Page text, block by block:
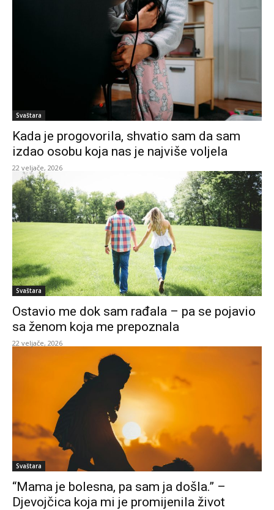
Svaštara
Kada je progovorila, shvatio sam da sam
izdao osobu koja nas je najviše voljela
22 veljače, 2026
Svaštara
Ostavio me dok sam rađala – pa se pojavio
sa ženom koja me prepoznala
22 veljače, 2026
Svaštara
“Mama je bolesna, pa sam ja došla.” –
Djevojčica koja mi je promijenila život